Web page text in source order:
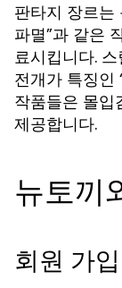
판타지 장르는
파멸”과 같은
료시킵니다.
전개가 특징인
작품들은 몰입
제공합니다.
뉴토끼
회원 가